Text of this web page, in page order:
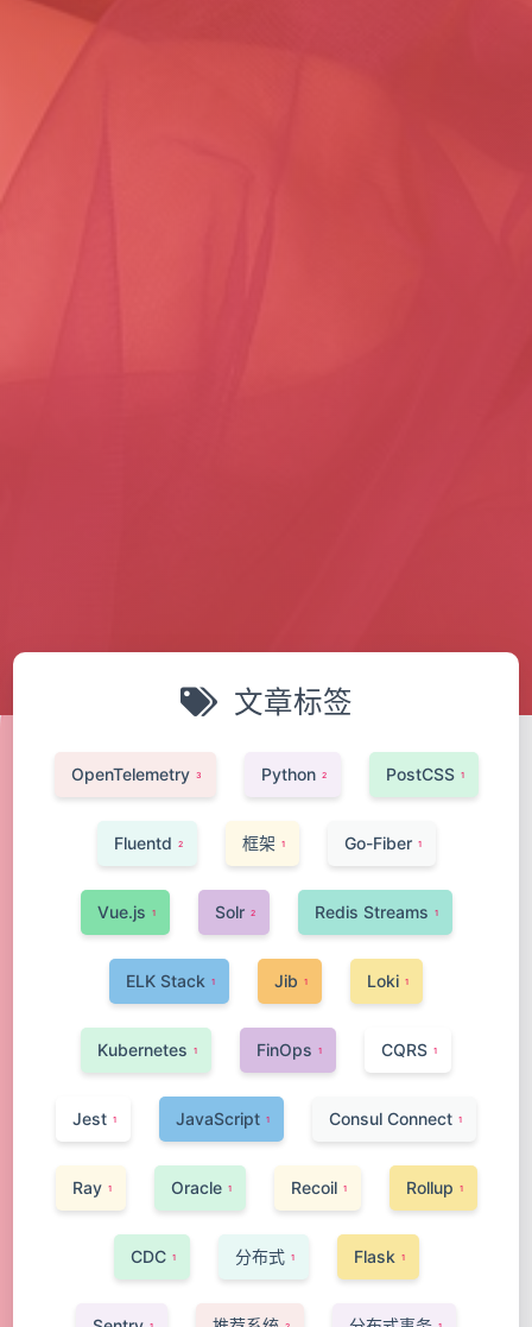
文章标签
OpenTelemetry 3 Python 2 PostCSS 1
Fluentd 2 框架 1 Go-Fiber 1
Vue.js 1 Solr 2 Redis Streams 1
ELK Stack 1 Jib 1 Loki 1
Kubernetes 1 FinOps 1 CQRS 1
Jest 1 JavaScript 1 Consul Connect 1
Ray 1 Oracle 1 Recoil 1 Rollup 1
CDC 1 分布式 1 Flask 1